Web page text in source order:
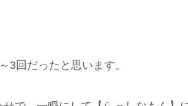
3回だったと思います。